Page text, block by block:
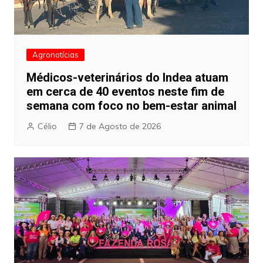
Agronotícias
Médicos-veterinários do Indea atuam
em cerca de 40 eventos neste fim de
semana com foco no bem-estar animal
Célio 7 de Agosto de 2026